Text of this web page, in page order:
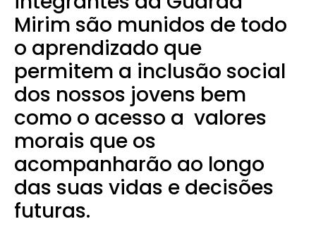
Mirim são munidos de todo
o aprendizado que
permitem a inclusão social
dos nossos jovens bem
como o acesso a valores
morais que os
acompanharão ao longo
das suas vidas e decisões
futuras.